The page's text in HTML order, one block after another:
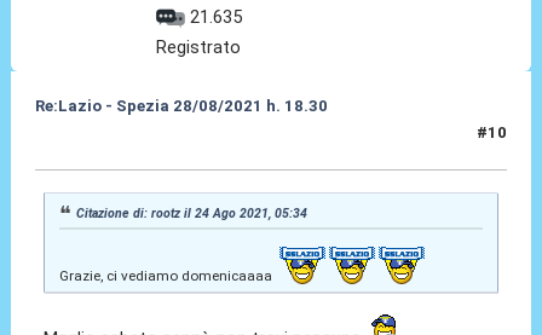
21.635
Registrato
Re:Lazio - Spezia 28/08/2021 h. 18.30
#10
Citazione di: rootz il 24 Ago 2021, 05:34
Grazie, ci vediamo domenicaaaa